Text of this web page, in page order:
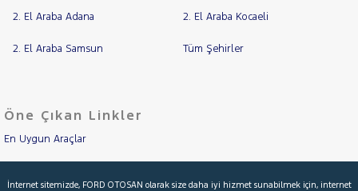
2. El Araba Adana 2. El Araba Kocaeli
2. El Araba Samsun Tüm Şehirler
Öne Çıkan Linkler
En Uygun Araçlar
İnternet sitemizde, FORD OTOSAN olarak size daha iyi hizmet sunabilmek için, internet